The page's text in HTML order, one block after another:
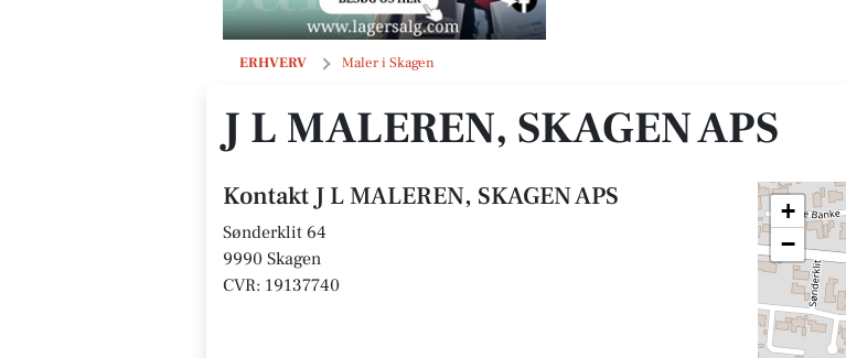
ERHVERV Maler i Skagen
J L MALEREN, SKAGEN APS
J L MALEREN, SKAGEN APS
Kontakt J L MALEREN, SKAGEN APS
Sønderklit 64
9990 Skagen
CVR: 19137740
+
−